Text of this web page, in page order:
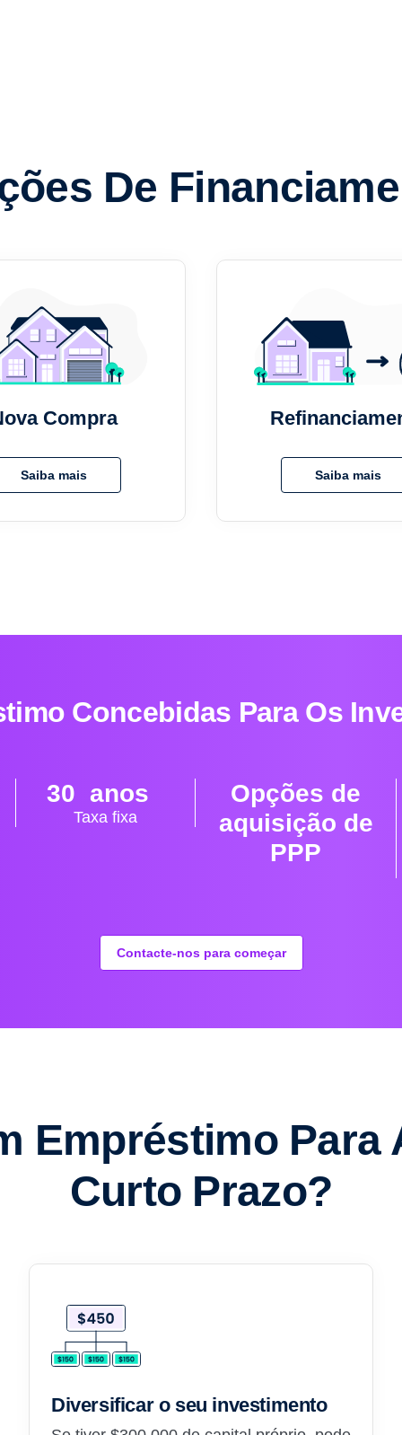
De
Compra
Saiba mais Saiba mais
Concebidas Para Os
Taxa fixa
30
  anos
Opções de
aquisição de
PPP
Contacte-nos para começar
Empréstimo Para
Curto Prazo?
Diversificar o seu investimento